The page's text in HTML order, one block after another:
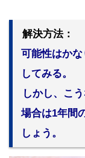
解決方法：
可能性はか
してみる。
しかし、こ
場合は1年間
しょう。